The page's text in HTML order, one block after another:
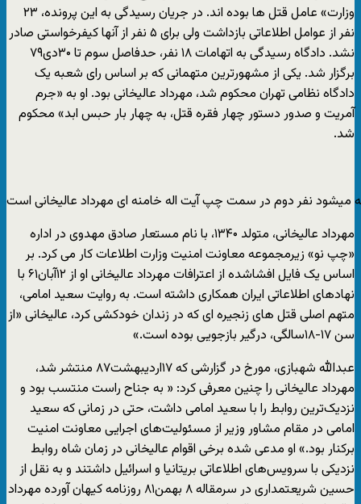
وزارت» عامل قتل ها بوده اند. در جریان رسیدگی به این پرونده، ۲۳
نفر از عوامل اطلاعاتی بازداشت ولی برای ۵ نفر از آنها کیفرخواستی صادر
نشد. دادگاه رسیدگی به اتهامات ۱۸ نفر، حدفاصل سوم تا ۳۰دی۷۹
برگزار شد. یکی از مشهورترین متهمانی که بر اساس رای شعبه یک
دادگاه نظامی تهران محکوم شد، مهرداد عالیخانی بود. او به «جرم
آمریت و صدور دستور چهار فقره قتل، به چهار بار حبس ابد» محکوم
شد.
میشود نفر دوم در سمت چپ آیت اله خامنه ای مهرداد عالیخانی است
مهرداد عالیخانی، متولد ۱۳۴۰، با نام مستعار صادق مهدوی در اداره
«چپ نو» زیرمجموعه معاونت امنیت وزارت اطلاعات کار می کرد. بر
اساس یک فایل افشاشده از اعترافات مهرداد عالیخانی او از ۱۲آبان۶۱ با
نهادهای اطلاعاتی ایران همکاری داشته است. به روایت سعید امامی،
متهم اصلی قتل های زنجیره ای که در زندان خودکشی کرد، عالیخانی «از
سن ۱۷-۱۸سالگی، درگیر بازجویی بوده است.»
عبدالله شهبازی، مورخ در گزارشی که ۱۷اردیبهشت۸۷ منتشر شد،
مهرداد عالیخانی را چنین معرفی کرد: « به جناح راست منتسب بود و
نزدیک‌ترین روابط را با سعید امامی داشت، حتی در زمانی که سعید
امامی در مقام مشاور وزیر از مسئولیت‌های اجرایی معاونت امنیت
برکنار بود.» او مدعی شده برخی اقوام عالیخانی در زمان شاه روابط
نزدیکی با سرویس‌های اطلاعاتی بریتانیا و اسرائیل داشتند و به نقل از
حسین شریعتمداری در سرمقاله ۸ بهمن۸۱ روزنامه کیهان آورده مهرداد